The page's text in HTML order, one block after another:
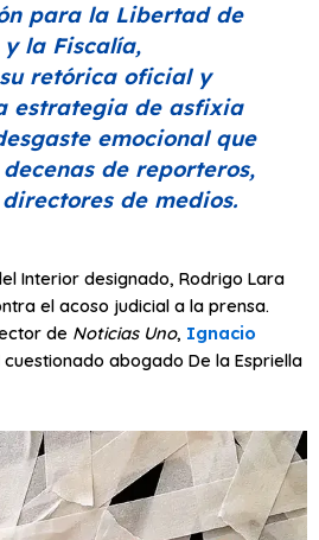
para la Libertad de
la Fiscalía,
retórica oficial y
estrategia de asfixia
emocional que
de reporteros,
de medios.
Interior designado, Rodrigo Lara
el acoso judicial a la prensa.
de Noticias Uno, Ignacio
abogado De la Espriella